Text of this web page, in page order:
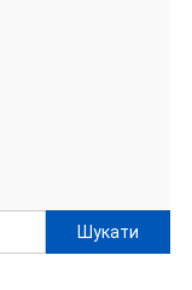
Пошук: